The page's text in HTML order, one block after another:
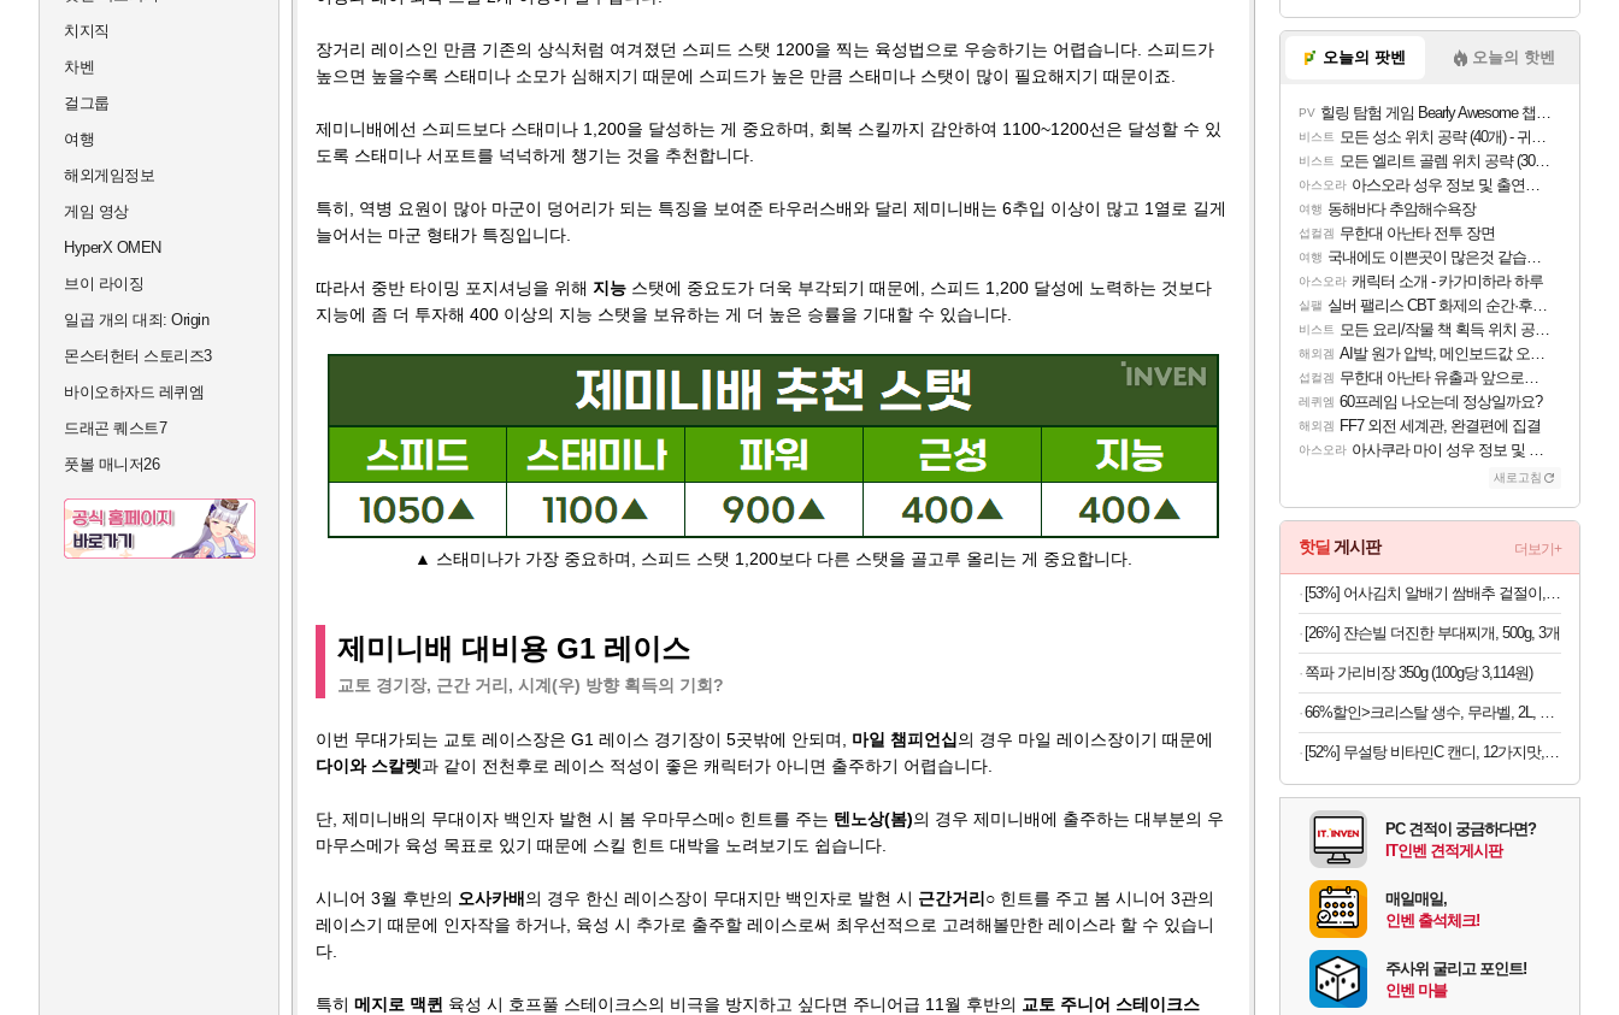
치지직
차벤
걸그룹
여행
해외게임정보
게임 영상
HyperX OMEN
브이 라이징
일곱 개의 대죄: Origin
몬스터헌터 스토리즈3
바이오하자드 레퀴엠
드래곤 퀘스트7
풋볼 매니저26
장거리 레이스인 만큼 기존의 상식처럼 여겨졌던 스피드 스탯 1200을 찍는 육성법으로 우승하기는 어렵습니다. 스피드가
높으면 높을수록 스태미나 소모가 심해지기 때문에 스피드가 높은 만큼 스태미나 스탯이 많이 필요해지기 때문이죠.
제미니배에선 스피드보다 스태미나 1,200을 달성하는 게 중요하며, 회복 스킬까지 감안하여 1100~1200선은 달성할 수 있
도록 스태미나 서포트를 넉넉하게 챙기는 것을 추천합니다.
특히, 역병 요원이 많아 마군이 덩어리가 되는 특징을 보여준 타우러스배와 달리 제미니배는 6추입 이상이 많고 1열로 길게
늘어서는 마군 형태가 특징입니다.
따라서 중반 타이밍 포지셔닝을 위해 지능 스탯에 중요도가 더욱 부각되기 때문에, 스피드 1,200 달성에 노력하는 것보다
지능에 좀 더 투자해 400 이상의 지능 스탯을 보유하는 게 더 높은 승률을 기대할 수 있습니다.
▲ 스태미나가 가장 중요하며, 스피드 스탯 1,200보다 다른 스탯을 골고루 올리는 게 중요합니다.
제미니배 대비용 G1 레이스
교토 경기장, 근간 거리, 시계(우) 방향 획득의 기회?
이번 무대가되는 교토 레이스장은 G1 레이스 경기장이 5곳밖에 안되며, 마일 챔피언십의 경우 마일 레이스장이기 때문에
다이와 스칼렛과 같이 전천후로 레이스 적성이 좋은 캐릭터가 아니면 출주하기 어렵습니다.
단, 제미니배의 무대이자 백인자 발현 시 봄 우마무스메○ 힌트를 주는 텐노상(봄)의 경우 제미니배에 출주하는 대부분의 우
마무스메가 육성 목표로 있기 때문에 스킬 힌트 대박을 노려보기도 쉽습니다.
시니어 3월 후반의 오사카배 의 경우 한신 레이스장이 무대지만 백인자로 발현 시 근간거리○ 힌트를 주고 봄 시니어 3관의
레이스기 때문에 인자작을 하거나, 육성 시 추가로 출주할 레이스로써 최우선적으로 고려해볼만한 레이스라 할 수 있습니
다.
특히 메지로 맥퀸 육성 시 호프풀 스테이크스의 비극을 방지하고 싶다면 주니어급 11월 후반의 교토 주니어 스테이크스
오늘의 팟벤 오늘의 핫벤
PV 힐링 탐험 게임 Bearly Awesome 챕터 1 트레일러
비스트 모든 성소 위치 공략 (40개) - 귀환한 영혼 도전과제
비스트 모든 엘리트 골렘 위치 공략 (30개) - 방랑 결투가
아스오라 아스오라 성우 정보 및 출연작 모음
여행 동해바다 추암해수욕장
섭컬겜 무한대 아난타 전투 장면
여행 국내에도 이쁜곳이 많은것 같습니다
아스오라 캐릭터 소개 - 카가미하라 하루
실팰 실버 팰리스 CBT 화제의 순간·후기 모음
비스트 모든 요리/작물 책 획득 위치 공략 (36개) - 미식가 도전과제
해외겜 AI발 원가 압박, 메인보드값 오르나
섭컬겜 무한대 아난타 유출과 앞으로의 예상 (루머)
레퀴엠 60프레임 나오는데 정상일까요?
해외겜 FF7 외전 세계관, 완결편에 집결
아스오라 아사쿠라 마이 성우 정보 및 주요 필모
새로고침
핫딜 게시판 더보기+
[53%] 어사김치 알배기 쌈배추 겉절이, 2kg, 1개
[26%] 쟌슨빌 더진한 부대찌개, 500g, 3개
쪽파 가리비장 350g (100g당 3,114원)
66%할인>크리스탈 생수, 무라벨, 2L, 12개
[52%] 무설탕 비타민C 캔디, 12가지맛, 1kg, 1개
PC 견적이 궁금하다면?
IT인벤 견적게시판
매일매일,
인벤 출석체크!
주사위 굴리고 포인트!
인벤 마블